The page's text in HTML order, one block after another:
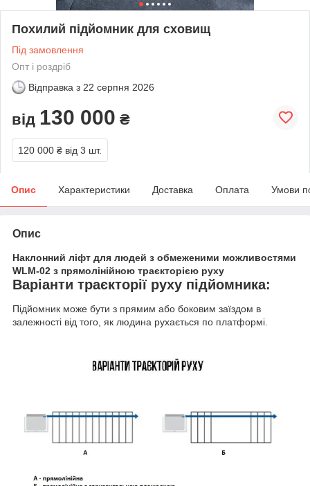
Похилий підйомник для сховищ
Під замовлення
Опт і роздріб
Відправка з 22 серпня 2026
від 130 000 ₴
120 000 ₴ від 3 шт.
Опис Характеристики Доставка Оплата Умови
Опис
Наклонний ліфт для людей з обмеженими можливостями
WLM-02 з прямолінійною траєкторією руху
Варіанти траєкторії руху підйомника:
Підйомник може бути з прямим або боковим заїздом в
залежності від того, як людина рухається по платформі.